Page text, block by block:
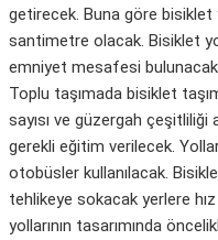
getirecek. Buna göre bisiklet
santimetre olacak. Bisiklet
emniyet mesafesi
Toplu taşımada bisiklet
sayısı ve güzergah çeşitliliği
gerekli eğitim verilecek.
otobüsler kullanılacak.
tehlikeye sokacak yerlere
yollarının tasarımında